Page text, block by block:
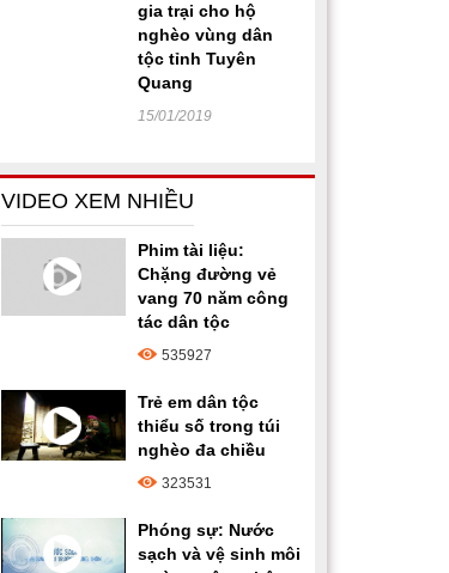
gia trại cho hộ
nghèo vùng dân
tộc tỉnh Tuyên
Quang
15/01/2019
VIDEO XEM NHIỀU
Phim tài liệu:
Chặng đường vẻ
vang 70 năm công
tác dân tộc
535927
Trẻ em dân tộc
thiểu số trong túi
nghèo đa chiều
323531
Phóng sự: Nước
sạch và vệ sinh môi